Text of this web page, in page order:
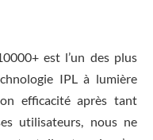
est l’un des plus
IPL à lumière
efficacité après tant
utilisateurs, nous ne